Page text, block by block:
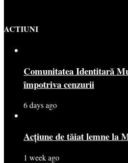
ACTIUNI
Comunitatea Identitară
împotriva cenzurii
6 days ago
Acțiune de tăiat lemne la
1 week ago